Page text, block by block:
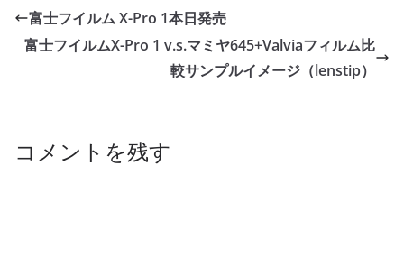
富士フイルム X-Pro 1本日発売
富士フイルムX-Pro 1 v.s.マミヤ645+Valviaフィルム比
較サンプルイメージ（lenstip）
コメントを残す